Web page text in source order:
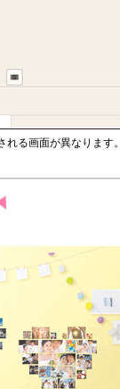
れる画面が異なります。